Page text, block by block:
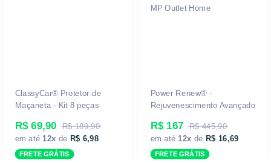
ClassyCar® Protetor de
Maçaneta - Kit 8 peças
R$ 69,90 R$ 189,90
em até 12x de R$ 6,98
FRETE GRÁTIS
Power Renew® -
Rejuvenescimento Avançado
R$ 167 R$ 445,90
em até 12x de R$ 16,69
FRETE GRÁTIS